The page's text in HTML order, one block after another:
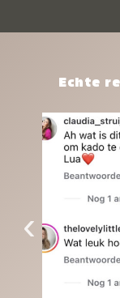
het waard.Echte
‹